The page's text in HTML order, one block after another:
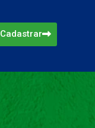
Cadastrar